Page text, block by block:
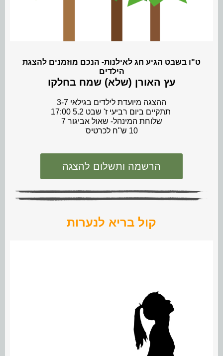
ט"ו בשבט הגיע חג לאילנות- הנכם מוזמנים להצגת
הילדים
עץ האורן (שלא) שמח בחלקו
️ההצגה מיועדת לילדים בגילאי 3-7
️תתקיים ביום רביעי ז' שבט 5.2 17:00
שלוחת המינהל- שאול אביגור 7
10 ש"ח לכרטיס
הרשמה ותשלום להצגה
קול בריא לנערות